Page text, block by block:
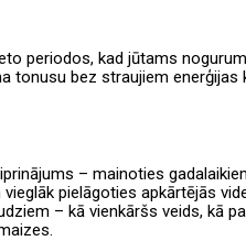
periodos, kad jūtams
tonusu bez straujiem enerģijas
– mainoties
pielāgoties apkārtējās
– kā vienkāršs veids, kā